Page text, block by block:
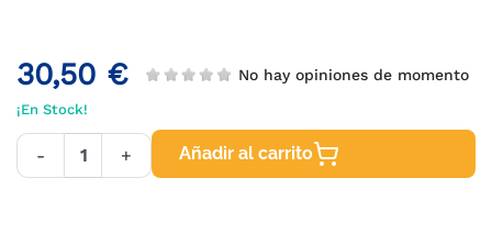
30,50 € No hay opiniones de momento
¡En Stock!
- + Añadir al carrito